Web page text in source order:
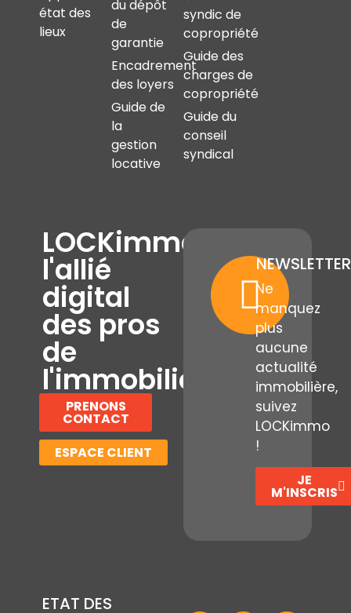
état des
lieux
du dépôt
de
garantie
Encadrement
des loyers
Guide de
la
gestion
locative
syndic de
copropriété
Guide des
charges de
copropriété
Guide du
conseil
syndical
LOCKimmo,
l'allié
digital
des pros
de
l'immobilier
PRENONS
CONTACT
ESPACE CLIENT
NEWSLETTER
Ne
manquez
plus
aucune
actualité
immobilière,
suivez
LOCKimmo
!
JE
M'INSCRIS
ETAT DES